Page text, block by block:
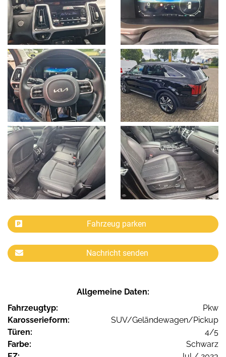
Fahrzeug parken
Nachricht senden
Allgemeine Daten:
Fahrzeugtyp:
Pkw
Karosserieform:
SUV/Geländewagen/Pickup
Türen:
4/5
Farbe:
Schwarz